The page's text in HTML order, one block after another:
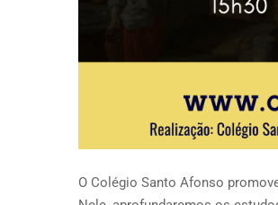
O Colégio Santo Afonso